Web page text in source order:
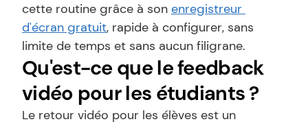
cette routine grâce à son enregistreur
d'écran gratuit, rapide à configurer, sans
limite de temps et sans aucun filigrane.
Qu'est-ce que le feedback
vidéo pour les étudiants ?
Le retour vidéo pour les élèves est un